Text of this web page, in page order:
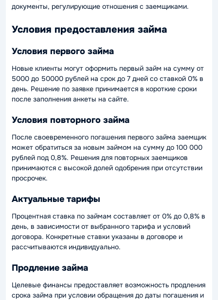
документы, регулирующие отношения с заемщиками.
Условия предоставления займа
Условия первого займа
Новые клиенты могут оформить первый займ на сумму от
5000 до 50000 рублей на срок до 7 дней со ставкой 0% в
день. Решение по заявке принимается в короткие сроки
после заполнения анкеты на сайте.
Условия повторного займа
После своевременного погашения первого займа заемщик
может обратиться за новым займом на сумму до 100 000
рублей под 0,8%. Решения для повторных заемщиков
принимаются с высокой долей одобрения при отсутствии
просрочек.
Актуальные тарифы
Процентная ставка по займам составляет от 0% до 0,8% в
день, в зависимости от выбранного тарифа и условий
договора. Конкретные ставки указаны в договоре и
рассчитываются индивидуально.
Продление займа
Целевые финансы предоставляет возможность продления
срока займа при условии обращения до даты погашения и